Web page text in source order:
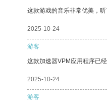
这款游戏的音乐非常优美，听
2025-10-24
游客
这款加速器VPM应用程序已
2025-10-24
游客